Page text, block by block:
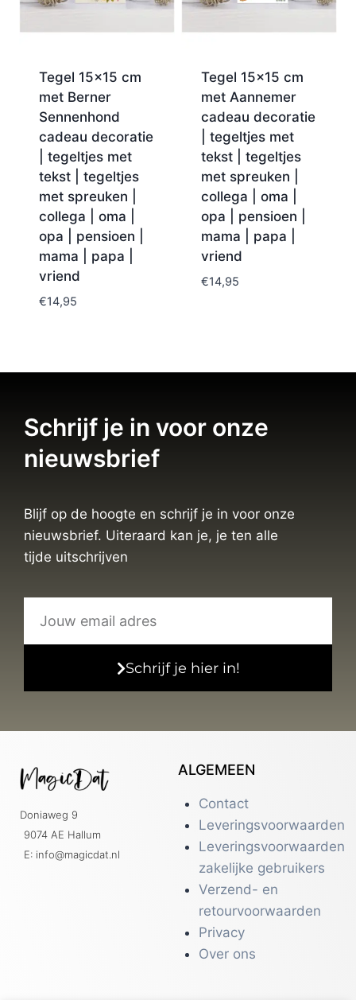
Tegel 15×15 cm
met Berner
Sennenhond
cadeau decoratie
| tegeltjes met
tekst | tegeltjes
met spreuken |
collega | oma |
opa | pensioen |
mama | papa |
vriend
€14,95
Tegel 15×15 cm
met Aannemer
cadeau decoratie
| tegeltjes met
tekst | tegeltjes
met spreuken |
collega | oma |
opa | pensioen |
mama | papa |
vriend
€14,95
Schrijf je in voor onze
nieuwsbrief
Blijf op de hoogte en schrijf je in voor onze
nieuwsbrief. Uiteraard kan je, je ten alle
tijde uitschrijven
Schrijf je hier in!
Doniaweg 9
9074 AE Hallum
E: info@magicdat.nl
ALGEMEEN
Contact
Leveringsvoorwaarden
Leveringsvoorwaarden
zakelijke gebruikers
Verzend- en
retourvoorwaarden
Privacy
Over ons